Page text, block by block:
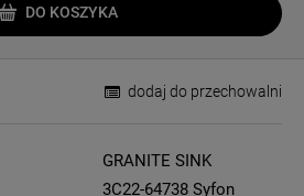
DO KOSZYKA
dodaj do przechowalni
GRANITE SINK
3C22-64738 Syfon